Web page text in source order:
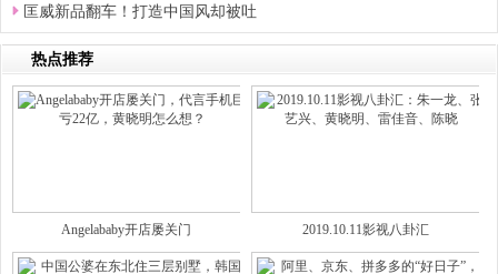
匡威新品翻车！打造中国风却被吐
热点推荐
Angelababy开店屡关门 2019.10.11影视八卦汇